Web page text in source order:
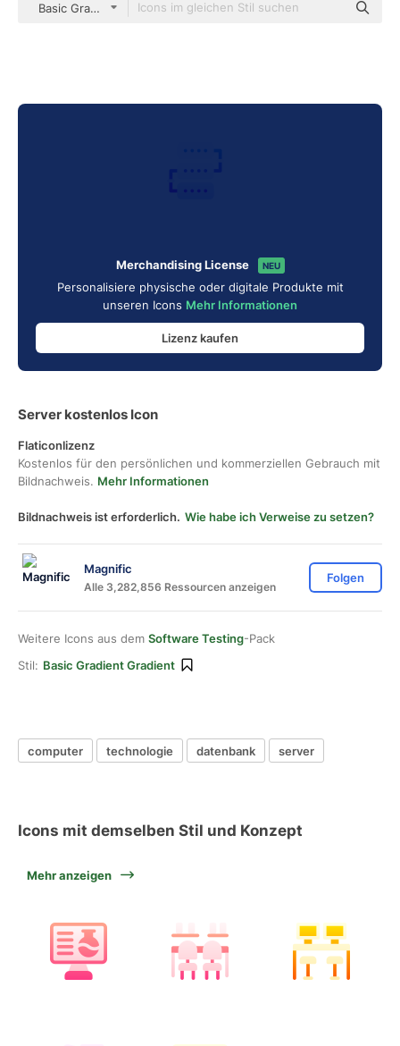
Basic Gradient Gradient
Merchandising License NEU
Personalisiere physische oder digitale Produkte mit
unseren Icons Mehr Informationen
Lizenz kaufen
Server kostenlos Icon
Flaticonlizenz
Kostenlos für den persönlichen und kommerziellen Gebrauch mit
Bildnachweis. Mehr Informationen
Bildnachweis ist erforderlich. Wie habe ich Verweise zu setzen?
Magnific
Alle 3,282,856 Ressourcen anzeigen
Folgen
Weitere Icons aus dem Software Testing-Pack
Stil: Basic Gradient Gradient
computer technologie datenbank server
Icons mit demselben Stil und Konzept
Mehr anzeigen